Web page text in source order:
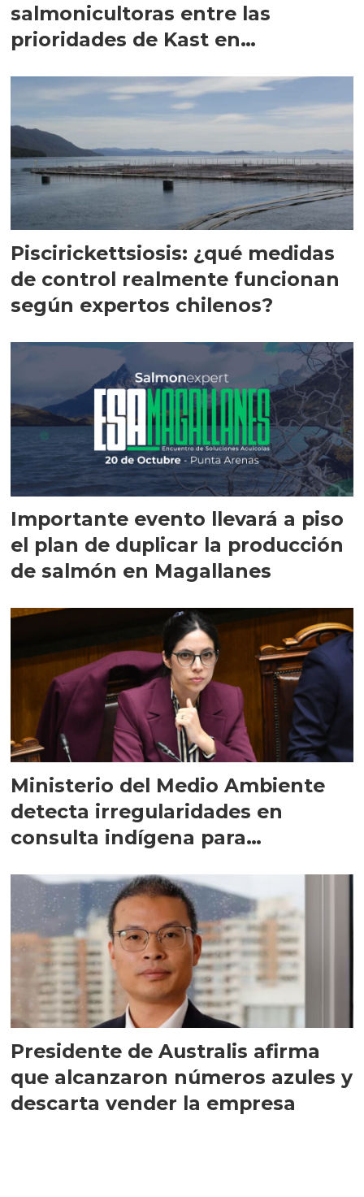
salmonicultoras entre las
prioridades de Kast en
Piscirickettsiosis: ¿qué medidas
de control realmente funcionan
según expertos chilenos?
Importante evento llevará a piso
el plan de duplicar la producción
de salmón en Magallanes
Ministerio del Medio Ambiente
detecta irregularidades en
consulta indígena para
Presidente de Australis afirma
que alcanzaron números azules y
descarta vender la empresa